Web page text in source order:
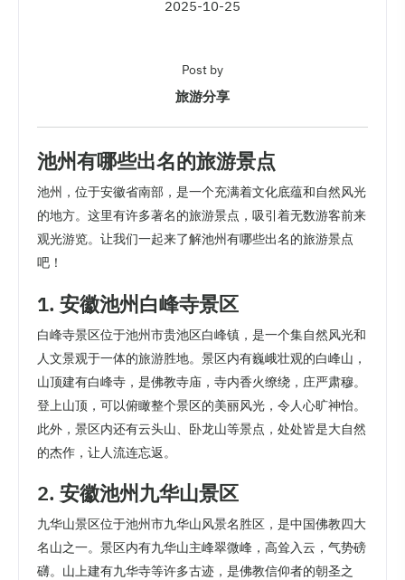
2025-10-25
Post by
旅游分享
池州有哪些出名的旅游景点
池州，位于安徽省南部，是一个充满着文化底蕴和自然风光
的地方。这里有许多著名的旅游景点，吸引着无数游客前来
观光游览。让我们一起来了解池州有哪些出名的旅游景点
吧！
1. 安徽池州白峰寺景区
白峰寺景区位于池州市贵池区白峰镇，是一个集自然风光和
人文景观于一体的旅游胜地。景区内有巍峨壮观的白峰山，
山顶建有白峰寺，是佛教寺庙，寺内香火缭绕，庄严肃穆。
登上山顶，可以俯瞰整个景区的美丽风光，令人心旷神怡。
此外，景区内还有云头山、卧龙山等景点，处处皆是大自然
的杰作，让人流连忘返。
2. 安徽池州九华山景区
九华山景区位于池州市九华山风景名胜区，是中国佛教四大
名山之一。景区内有九华山主峰翠微峰，高耸入云，气势磅
礴。山上建有九华寺等许多古迹，是佛教信仰者的朝圣之